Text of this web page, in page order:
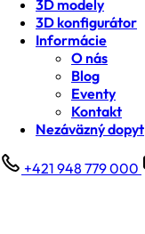
3D modely
3D konfigurátor
Informácie
O nás
Blog
Eventy
Kontakt
Nezáväzný dopyt
+421 948 779 000